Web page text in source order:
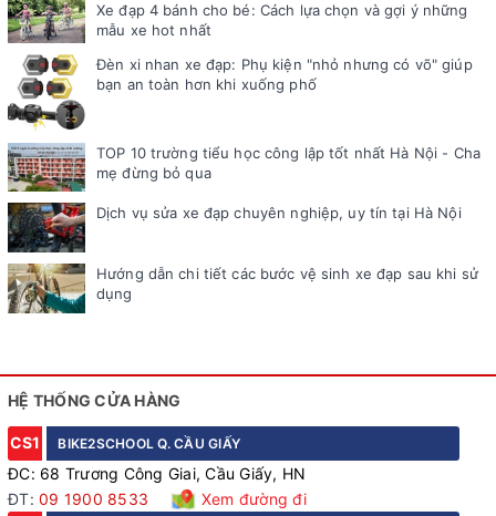
Xe đạp 4 bánh cho bé: Cách lựa chọn và gợi ý những
mẫu xe hot nhất
Đèn xi nhan xe đạp: Phụ kiện "nhỏ nhưng có võ" giúp
bạn an toàn hơn khi xuống phố
TOP 10 trường tiểu học công lập tốt nhất Hà Nội - Cha
mẹ đừng bỏ qua
Dịch vụ sửa xe đạp chuyên nghiệp, uy tín tại Hà Nội
Hướng dẫn chi tiết các bước vệ sinh xe đạp sau khi sử
dụng
HỆ THỐNG CỬA HÀNG
CS1 BIKE2SCHOOL Q. CẦU GIẤY
ĐC: 68 Trương Công Giai, Cầu Giấy, HN
ĐT: 09 1900 8533
Xem đường đi